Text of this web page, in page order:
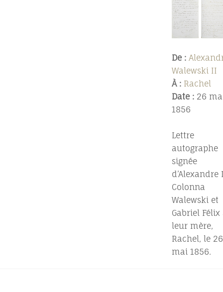
De :
Walewski II
À : Rachel
Date : 26
1856
Lettre
autographe
signée
d’Alexandre
Colonna
Walewski et
Gabriel Félix
leur mère,
Rachel, le 26
mai 1856.